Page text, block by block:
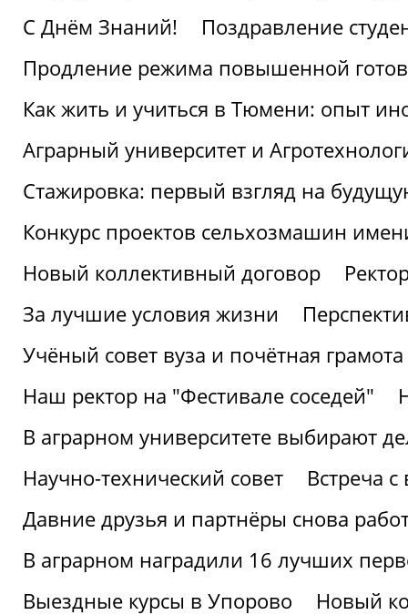
С Днём Знаний!
Поздравление
Продление режима повышенной
Как жить и учиться в Тюмени: опыт
Аграрный университет и
Стажировка: первый взгляд на
Конкурс проектов сельхозмашин
Новый коллективный договор
За лучшие условия жизни
Учёный совет вуза и почётная
Наш ректор на "Фестивале соседей"
В аграрном университете выбирают
Научно-технический совет
Встреча
Давние друзья и партнёры снова
В аграрном наградили 16 лучших
Выездные курсы в Упорово
Новый